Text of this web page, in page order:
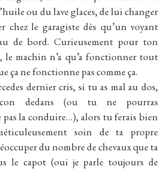
ou du lave glaces, de lui changer
chez le garagiste dès qu’un voyant
de bord. Curieusement pour ton
le machin n’a qu’a fonctionner tout
ça ne fonctionne pas comme ça.
dernier cris, si tu as mal au dos,
con dedans (ou tu ne pourras
la conduire…), alors tu ferais bien
soin de ta propre
du nombre de chevaux que ta
le capot (oui je parle toujours de